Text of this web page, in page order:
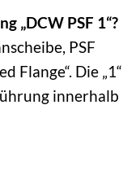
„DCW PSF 1“?
PSF
Flange“. Die „1“
innerhalb